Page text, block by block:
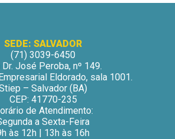
SEDE: SALVADOR
(71) 3039-6450
Dr. José Peroba, nº 149.
Eldorado, sala 1001.
– Salvador (BA)
CEP: 41770-235
de Atendimento:
a Sexta-Feira
às 12h | 13h às 16h